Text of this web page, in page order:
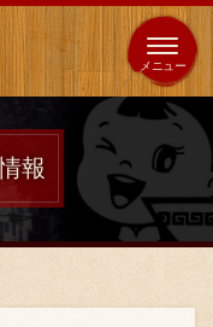
64 店
報